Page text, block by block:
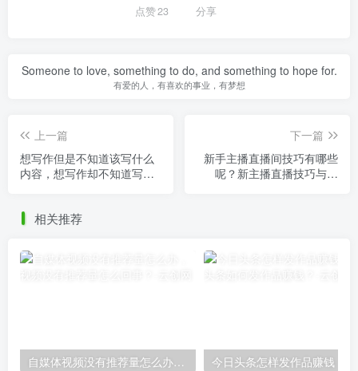
点赞23 分享
Someone to love, something to do, and something to hope for.
有爱的人，有喜欢的事业，有梦想
上一篇
想写作但是不知道该写什么
内容，想写作却不知道写什
下一篇
新手主播直播间技巧有哪些
呢？新主播直播技巧与方
相关推荐
自媒体视频没有推荐量怎么办，视频没有推荐量怎么回事？